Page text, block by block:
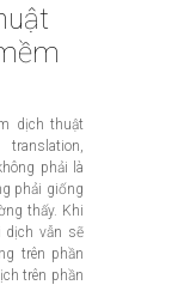
dịch thuật
phải là
phải giống
thấy. Khi
dịch vẫn sẽ
trên phần
trên phần